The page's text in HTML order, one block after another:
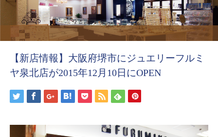
【新店情報】大阪府堺市にジュエリーフルミ
ヤ泉北店が2015年12月10日にOPEN